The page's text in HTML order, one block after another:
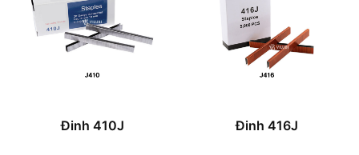
Đinh 410J Đinh 416J